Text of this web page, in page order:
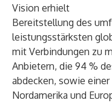
Vision erhielt
Bereitstellung des
leistungsstärksten
mit Verbindungen zu
Anbietern, die 94 %
abdecken, sowie
Nordamerika und